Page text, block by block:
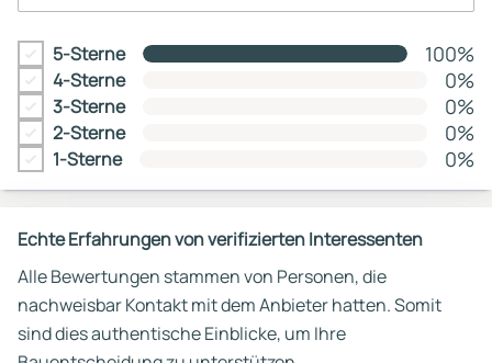
5-Sterne 100%
4-Sterne 0%
3-Sterne 0%
2-Sterne 0%
1-Sterne 0%
Echte Erfahrungen von verifizierten Interessenten
Alle Bewertungen stammen von Personen, die
nachweisbar Kontakt mit dem Anbieter hatten. Somit
sind dies authentische Einblicke, um Ihre